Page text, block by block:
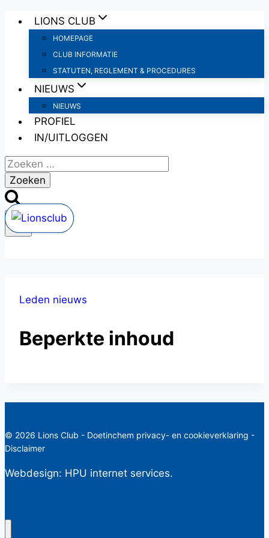
DoorgaanLIONS CLUB
HOMEPAGE
CLUB INFORMATIE
STATUTEN, REGLEMENT & PROCEDURES
NIEUWS
NIEUWS
PROFIEL
IN/UITLOGGEN
Zoeken
naar:
Leden nieuws
Beperkte inhoud
© 2026 Lions Club - Doetinchem privacy- en cookieverklaring -
Disclaimer
Webdesign: HPU internet services.